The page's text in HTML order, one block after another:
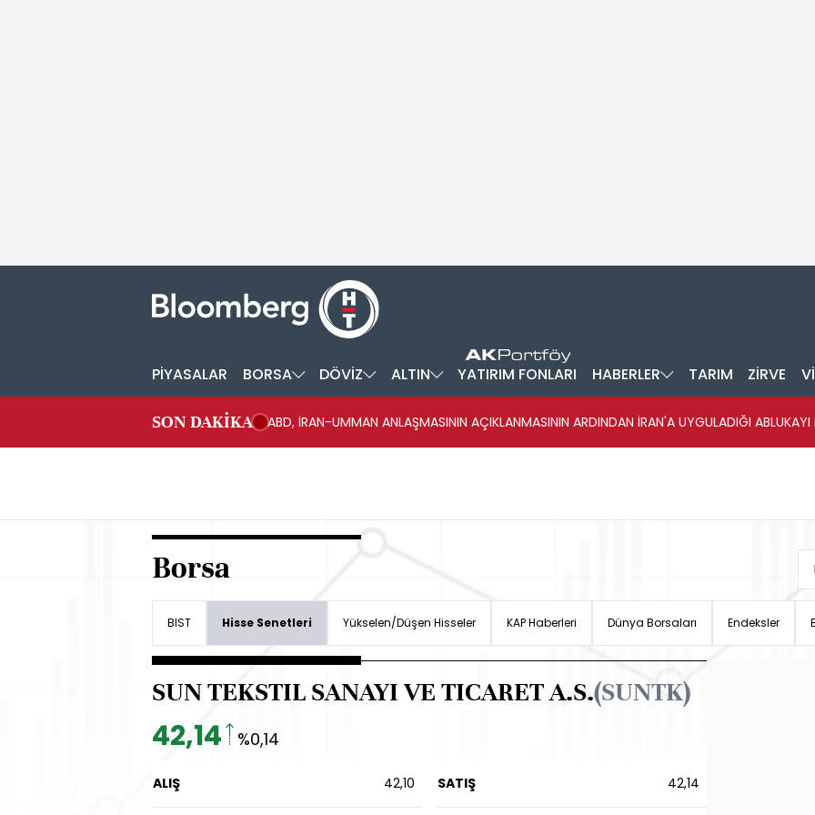
PİYASALAR BORSA DÖVİZ ALTIN YATIRIM FONLARI HABERLER TARIM ZİRVE
SON DAKİKA ABD, İRAN-UMMAN ANLAŞMASININ AÇIKLANMASININ ARDINDAN İRAN'A UYGULADIĞI ABLUKAYI
Borsa
BIST Hisse Senetleri Yükselen/Düşen Hisseler KAP Haberleri Dünya Borsaları Endeksler
SUN TEKSTIL SANAYI VE TICARET A.S.(SUNTK)
42,14 %0,14
ALIŞ 42,10 SATIŞ 42,14